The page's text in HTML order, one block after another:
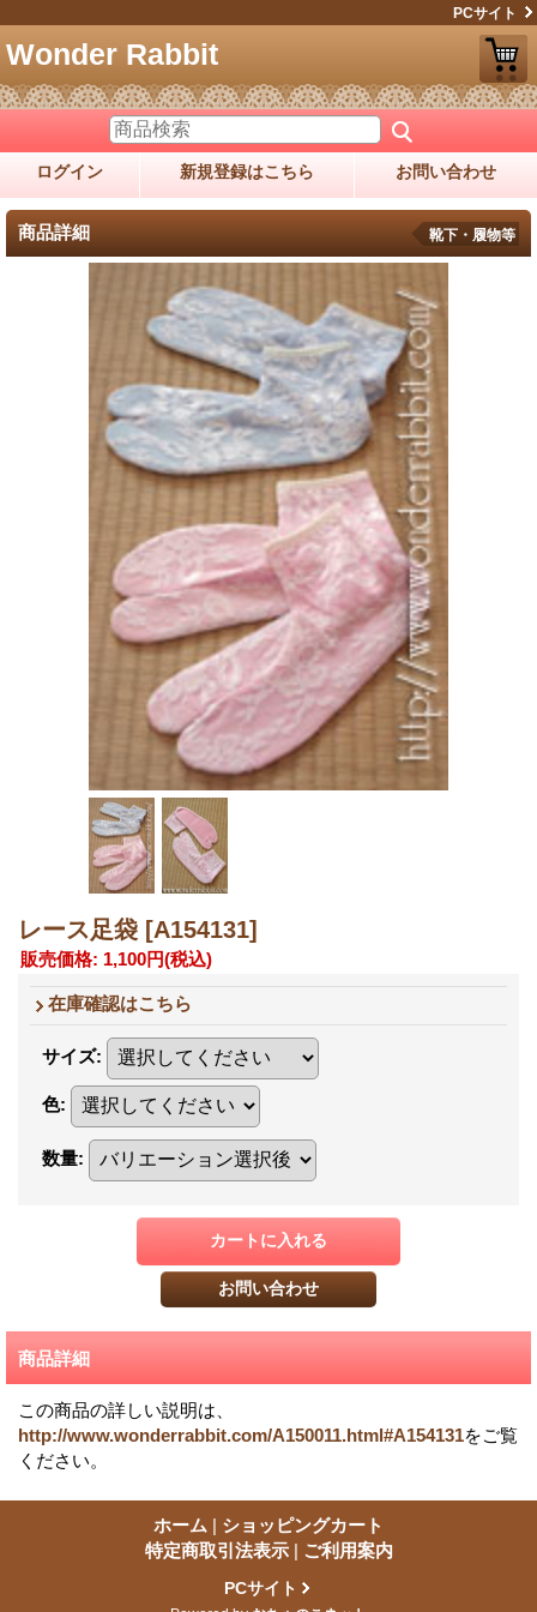
PCサイト
Wonder Rabbit
ログイン 新規登録はこちら お問い合わせ
商品詳細 靴下・履物等
レース足袋 [A154131]
販売価格: 1,100円(税込)
在庫確認はこちら
サイズ:
色:
数量:
商品詳細
この商品の詳しい説明は、
http://www.wonderrabbit.com/A150011.html#A154131をご覧
ください。
ホーム | ショッピングカート
特定商取引法表示 | ご利用案内
PCサイト